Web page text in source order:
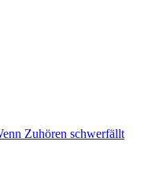
Zuhören schwerfällt